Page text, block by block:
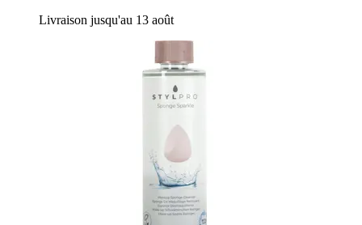
Livraison jusqu'au 13 août